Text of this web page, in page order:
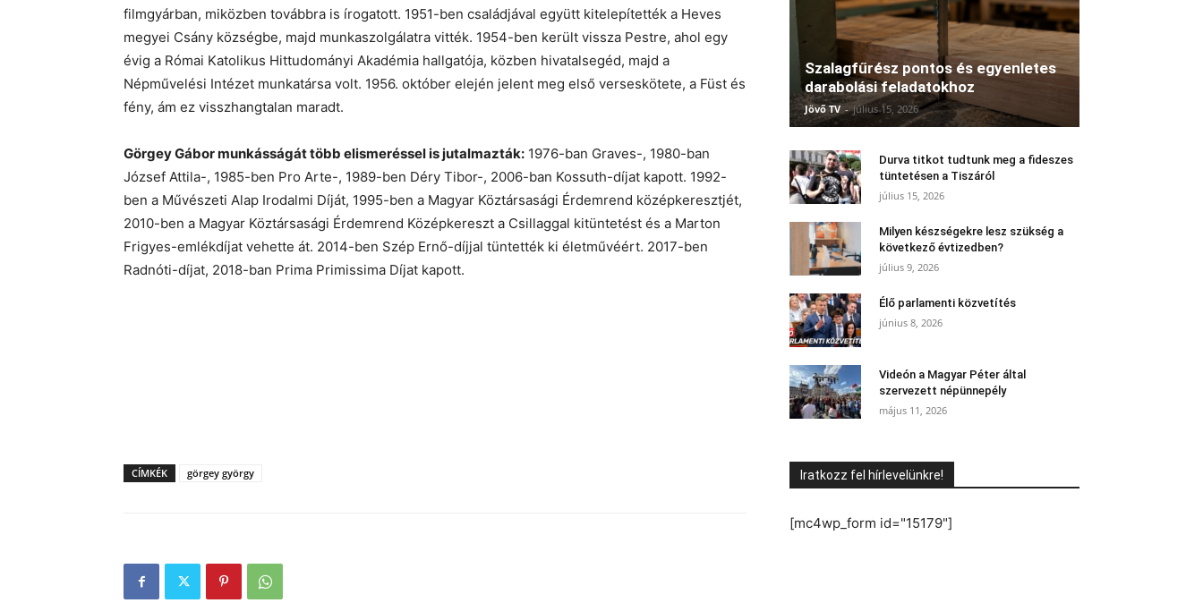
filmgyárban, miközben továbbra is írogatott. 1951-ben családjával együtt kitelepítették a Heves
megyei Csány községbe, majd munkaszolgálatra vitték. 1954-ben került vissza Pestre, ahol egy
évig a Római Katolikus Hittudományi Akadémia hallgatója, közben hivatalsegéd, majd a
Népművelési Intézet munkatársa volt. 1956. október elején jelent meg első verseskötete, a Füst és
fény, ám ez visszhangtalan maradt.
Görgey Gábor munkásságát több elismeréssel is jutalmazták: 1976-ban Graves-, 1980-ban
József Attila-, 1985-ben Pro Arte-, 1989-ben Déry Tibor-, 2006-ban Kossuth-díjat kapott. 1992-
ben a Művészeti Alap Irodalmi Díját, 1995-ben a Magyar Köztársasági Érdemrend középkeresztjét,
2010-ben a Magyar Köztársasági Érdemrend Középkereszt a Csillaggal kitüntetést és a Marton
Frigyes-emlékdíjat vehette át. 2014-ben Szép Ernő-díjjal tüntették ki életművéért. 2017-ben
Radnóti-díjat, 2018-ban Prima Primissima Díjat kapott.
CÍMKÉK görgey györgy
Szalagfűrész pontos és egyenletes
darabolási feladatokhoz
Jövő TV - július 15, 2026
Durva titkot tudtunk meg a fideszes
tüntetésen a Tiszáról
július 15, 2026
Milyen készségekre lesz szükség a
következő évtizedben?
július 9, 2026
Élő parlamenti közvetítés
június 8, 2026
Videón a Magyar Péter által
szervezett népünnepély
május 11, 2026
Iratkozz fel hírlevelünkre!
[mc4wp_form id="15179"]